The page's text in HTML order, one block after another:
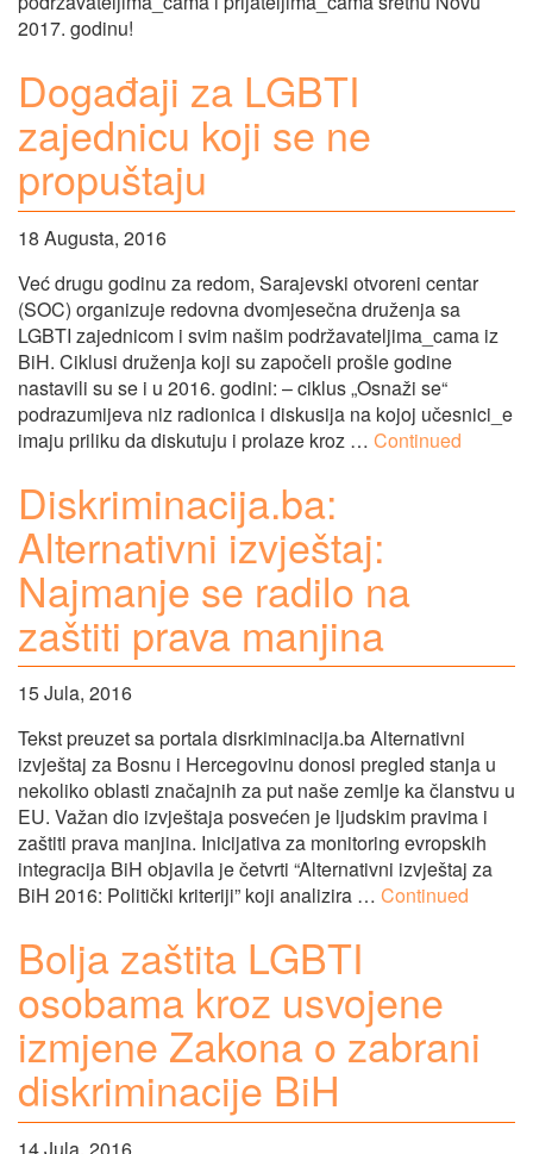
2017. godinu!
Događaji za LGBTI
zajednicu koji se ne
propuštaju
18 Augusta, 2016
Već drugu godinu za redom, Sarajevski otvoreni centar
(SOC) organizuje redovna dvomjesečna druženja sa
LGBTI zajednicom i svim našim podržavateljima_cama iz
BiH. Ciklusi druženja koji su započeli prošle godine
nastavili su se i u 2016. godini: – ciklus „Osnaži se“
podrazumijeva niz radionica i diskusija na kojoj učesnici_e
imaju priliku da diskutuju i prolaze kroz … Continued
Diskriminacija.ba:
Alternativni izvještaj:
Najmanje se radilo na
zaštiti prava manjina
15 Jula, 2016
Tekst preuzet sa portala disrkiminacija.ba Alternativni
izvještaj za Bosnu i Hercegovinu donosi pregled stanja u
nekoliko oblasti značajnih za put naše zemlje ka članstvu u
EU. Važan dio izvještaja posvećen je ljudskim pravima i
zaštiti prava manjina. Inicijativa za monitoring evropskih
integracija BiH objavila je četvrti “Alternativni izvještaj za
BiH 2016: Politički kriteriji” koji analizira … Continued
Bolja zaštita LGBTI
osobama kroz usvojene
izmjene Zakona o zabrani
diskriminacije BiH
14 Jula, 2016